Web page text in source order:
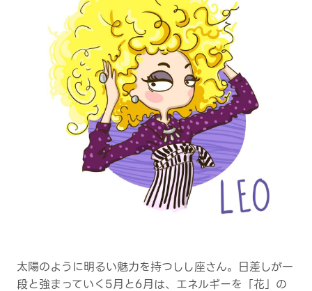
太陽のように明るい魅力を持つしし座さん。日差しが一
段と強まっていく5月と6月は、エネルギーを「花」の